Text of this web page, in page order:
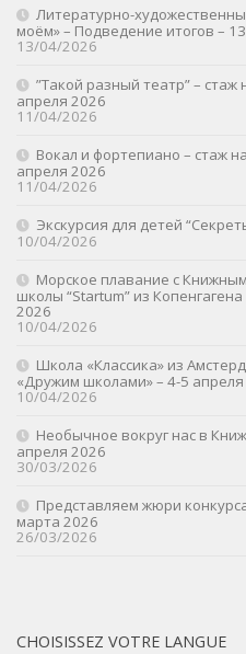
Литературно-
моём» – Подведение итогов –
13/04/2026
”Такой разный театр” – стаж
апреля 2026
11/04/2026
Вокал и фортепиано – стаж
апреля 2026
11/04/2026
Экскурсия для детей
10/04/2026
Морское плавание с
школы “Startum” из
2026
10/04/2026
Школа «Классика» из
«Дружим школами» – 4-5
10/04/2026
Необычное вокруг нас в
апреля 2026
30/03/2026
Представляем жюри
марта 2026
26/03/2026
CHOISISSEZ VOTRE LANGUE